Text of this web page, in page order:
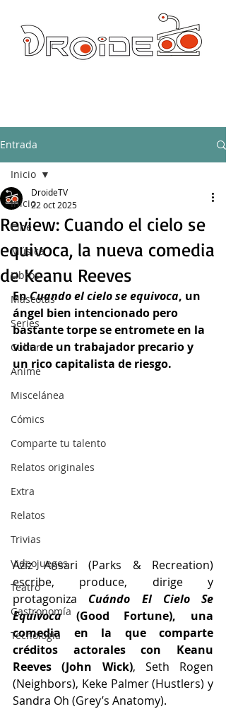
Entrada
Inicio
Cine
Música
Libros
Mascotas
Series
Cultura
Anime
Miscelánea
Cómics
Comparte tu talento
Relatos originales
Extra
Relatos
Trivias
Videojuegos
Teatro
Gastronomía
Tecnología
Inicio
Review: Cuando el cielo se
equivoca, la nueva comedia
de Keanu Reeves
DroideTV
22 oct 2025
En Cuando el cielo se equivoca, un
ángel bien intencionado pero
bastante torpe se entromete en la
vida de un trabajador precario y
un rico capitalista de riesgo.
Aziz Ansari (Parks & Recreation)
escribe, produce, dirige y
protagoniza Cuándo El Cielo Se
Equivoca (Good Fortune), una
comedia en la que comparte
créditos actorales con Keanu
Reeves (John Wick), Seth Rogen
(Neighbors), Keke Palmer (Hustlers) y
Sandra Oh (Grey’s Anatomy).